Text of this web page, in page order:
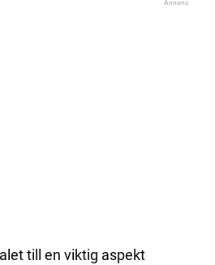
till en viktig aspekt